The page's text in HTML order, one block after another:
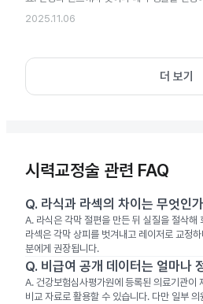
작해 보세요.
2025.11.06
더 보기
시력교정술 관련 FAQ
Q. 라식과 라섹의 차이는 무엇인
A. 라식은 각막 절편을 만든 뒤 실질을 절삭해
라섹은 각막 상피를 벗겨내고 레이저로 교정
분에게 권장됩니다.
Q. 비급여 공개 데이터는 얼마나
A. 건강보험심사평가원에 등록된 의료기관이
비교 자료로 활용할 수 있습니다. 다만 일부